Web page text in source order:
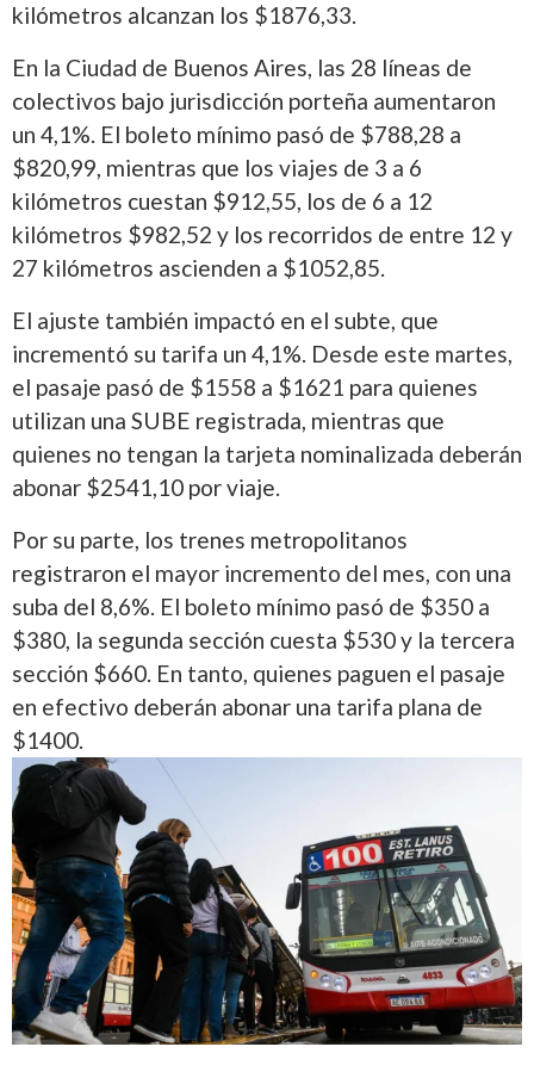
kilómetros alcanzan los $1876,33.
En la Ciudad de Buenos Aires, las 28 líneas de
colectivos bajo jurisdicción porteña aumentaron
un 4,1%. El boleto mínimo pasó de $788,28 a
$820,99, mientras que los viajes de 3 a 6
kilómetros cuestan $912,55, los de 6 a 12
kilómetros $982,52 y los recorridos de entre 12 y
27 kilómetros ascienden a $1052,85.
El ajuste también impactó en el subte, que
incrementó su tarifa un 4,1%. Desde este martes,
el pasaje pasó de $1558 a $1621 para quienes
utilizan una SUBE registrada, mientras que
quienes no tengan la tarjeta nominalizada deberán
abonar $2541,10 por viaje.
Por su parte, los trenes metropolitanos
registraron el mayor incremento del mes, con una
suba del 8,6%. El boleto mínimo pasó de $350 a
$380, la segunda sección cuesta $530 y la tercera
sección $660. En tanto, quienes paguen el pasaje
en efectivo deberán abonar una tarifa plana de
$1400.